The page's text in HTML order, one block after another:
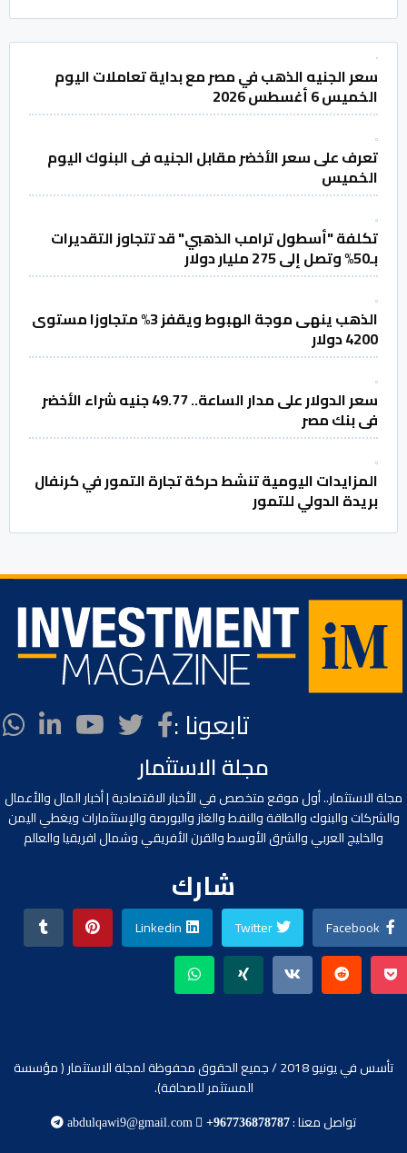
سعر الجنيه الذهب في مصر مع بداية تعاملات اليوم
الخميس 6 أغسطس 2026
تعرف على سعر الأخضر مقابل الجنيه فى البنوك اليوم
الخميس
تكلفة "أسطول ترامب الذهبي" قد تتجاوز التقديرات
بـ50% وتصل إلى 275 مليار دولار
الذهب ينهى موجة الهبوط ويقفز 3% متجاوزا مستوى
4200 دولار
سعر الدولار على مدار الساعة.. 49.77 جنيه شراء الأخضر
فى بنك مصر
المزايدات اليومية تنشط حركة تجارة التمور في كرنفال
بريدة الدولي للتمور
تابعونا :
مجلة الاستثمار
مجلة الاستثمار.. أول موقع متخصص في الأخبار الاقتصادية | أخبار المال والأعمال
والشركات والبنوك والطاقة والنفط والغاز والبورصة والإستثمارات ويغطي اليمن
والخليج العربي والشرق الأوسط والقرن الأفريقي وشمال افريقيا والعالم
شارك
Facebook
Twitter
Linkedin
تأسس في يونيو 2018 / جميع الحقوق محفوظة لمجلة الاستثمار ( مؤسسة
المستثمر للصحافة).
تواصل معنا : +967736878787
abdulqawi9@gmail.com